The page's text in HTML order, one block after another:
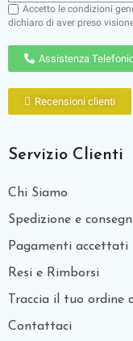
Accetto le condizioni
dichiaro di aver preso
Assistenza
Recensioni clienti
Servizio Clienti
Chi Siamo
Spedizione e
Pagamenti accettati
Resi e Rimborsi
Traccia il tuo ordine
Contattaci